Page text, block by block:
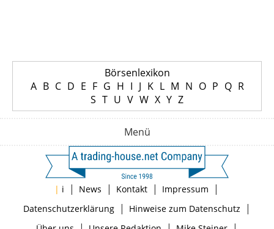
Börsenlexikon
A B C D E F G H I J K L M N O P Q R
S T U V W X Y Z
Menü
| i | News | Kontakt | Impressum |
Datenschutzerklärung| Hinweise zum Datenschutz |